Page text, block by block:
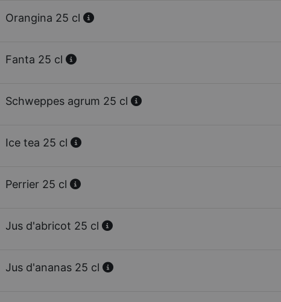
Orangina 25 cl
Fanta 25 cl
Schweppes agrum 25 cl
Ice tea 25 cl
Perrier 25 cl
Jus d'abricot 25 cl
Jus d'ananas 25 cl